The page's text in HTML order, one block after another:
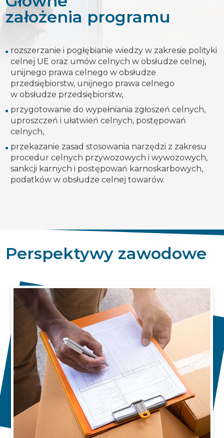
założenia programu
rozszerzanie i pogłębianie wiedzy w zakresie polityki
celnej UE oraz umów celnych w obsłudze celnej,
unijnego prawa celnego w obsłudze
przedsiębiorstw, unijnego prawa celnego
w obsłudze przedsiębiorstw,
przygotowanie do wypełniania zgłoszeń celnych,
uproszczeń i ułatwień celnych, postępowań
celnych,
przekazanie zasad stosowania narzędzi z zakresu
procedur celnych przywozowych i wywozowych,
sankcji karnych i postępowań karnoskarbowych,
podatków w obsłudze celnej towarów.
Perspektywy zawodowe